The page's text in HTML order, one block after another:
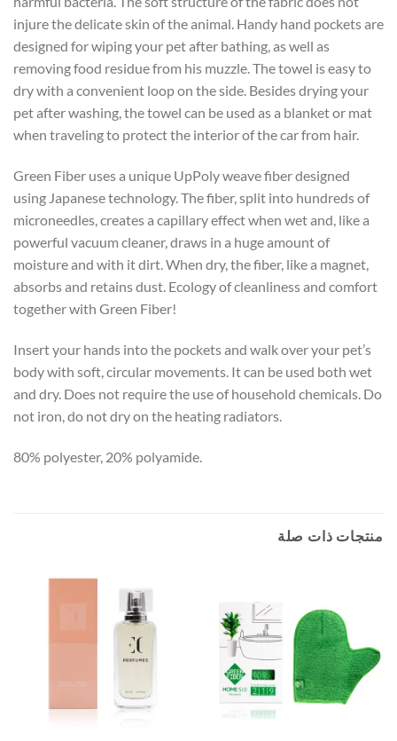
injure the delicate skin of the animal. Handy hand pockets are
designed for wiping your pet after bathing, as well as
removing food residue from his muzzle. The towel is easy to
dry with a convenient loop on the side. Besides drying your
pet after washing, the towel can be used as a blanket or mat
when traveling to protect the interior of the car from hair.
Green Fiber uses a unique UpPoly weave fiber designed
using Japanese technology. The fiber, split into hundreds of
microneedles, creates a capillary effect when wet and, like a
powerful vacuum cleaner, draws in a huge amount of
moisture and with it dirt. When dry, the fiber, like a magnet,
absorbs and retains dust. Ecology of cleanliness and comfort
together with Green Fiber!
Insert your hands into the pockets and walk over your pet’s
body with soft, circular movements. It can be used both wet
and dry. Does not require the use of household chemicals. Do
not iron, do not dry on the heating radiators.
80% polyester, 20% polyamide.
منتجات ذات صلة